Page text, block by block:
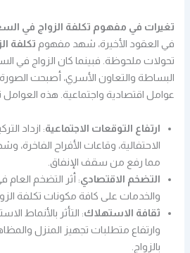
تغيرات في مفهوم تكلفة الزواج في
في العقود الأخيرة، شهد مفهوم تكلفة
تحولات ملحوظة. فبينما كان الزواج في
البساطة والتعاون الأسري، أصبحت الصورة
عوامل اقتصادية واجتماعية. هذه
ارتفاع التوقعات الاجتماعية: ازداد
الاحتفالية، وقاعات الأفراح الفاخرة،
مما رفع من سقف الإنفاق.
التضخم الاقتصادي: أثر التضخم العام
والخدمات على كافة مكونات تكلفة
ثقافة الاستهلاك: التأثر بالأنماط
وارتفاع متطلبات تجهيز المنزل
بالزواج.